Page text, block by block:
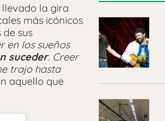
la gira
más icónicos
sus
en los sueños
suceder. Creer
trajo hasta
aquello que